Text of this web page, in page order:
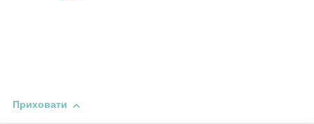
Приховати